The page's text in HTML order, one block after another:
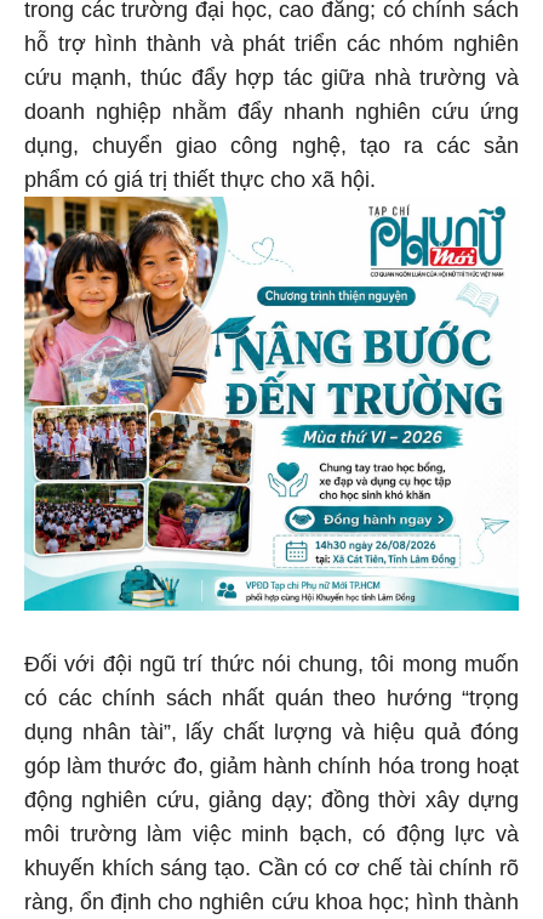
trong các trường đại học, cao đẳng; có chính sách
hỗ trợ hình thành và phát triển các nhóm nghiên
cứu mạnh, thúc đẩy hợp tác giữa nhà trường và
doanh nghiệp nhằm đẩy nhanh nghiên cứu ứng
dụng, chuyển giao công nghệ, tạo ra các sản
phẩm có giá trị thiết thực cho xã hội.
Đối với đội ngũ trí thức nói chung, tôi mong muốn
có các chính sách nhất quán theo hướng “trọng
dụng nhân tài”, lấy chất lượng và hiệu quả đóng
góp làm thước đo, giảm hành chính hóa trong hoạt
động nghiên cứu, giảng dạy; đồng thời xây dựng
môi trường làm việc minh bạch, có động lực và
khuyến khích sáng tạo. Cần có cơ chế tài chính rõ
ràng, ổn định cho nghiên cứu khoa học; hình thành